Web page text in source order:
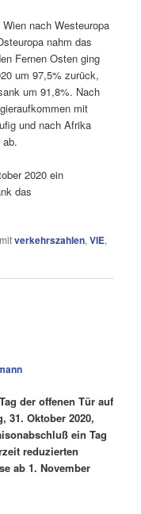
nach Westeuropa
nahm das
Fernen Osten ging
um 97,5% zurück,
um 91,8%. Nach
mit
und nach Afrika
2020 ein
das
verkehrszahlen,VIE,
der offenen Tür auf
31. Oktober 2020,
ein Tag
reduzierten
ab 1. November